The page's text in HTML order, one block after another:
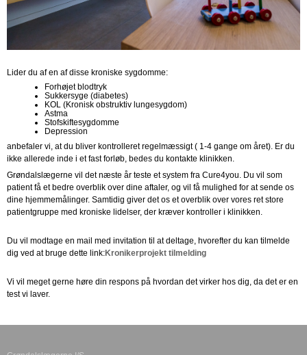
Lider du af en af disse kroniske sygdomme:
Forhøjet blodtryk
Sukkersyge (diabetes)
KOL (Kronisk obstruktiv lungesygdom)
Astma
Stofskiftesygdomme
Depression
anbefaler vi, at du bliver kontrolleret regelmæssigt ( 1-4 gange om året). Er du
ikke allerede inde i et fast forløb, bedes du kontakte klinikken.
Grøndalslægerne vil det næste år teste et system fra Cure4you. Du vil som
patient få et bedre overblik over dine aftaler, og vil få mulighed for at sende os
dine hjemmemålinger. Samtidig giver det os et overblik over vores ret store
patientgruppe med kroniske lidelser, der kræver kontroller i klinikken.
Du vil modtage en mail med invitation til at deltage, hvorefter du kan tilmelde
dig ved at bruge dette link:Kronikerprojekt tilmelding
Vi vil meget gerne høre din respons på hvordan det virker hos dig, da det er en
test vi laver.